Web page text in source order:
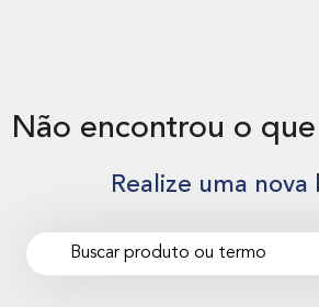
Não encontrou o
Realize uma nova